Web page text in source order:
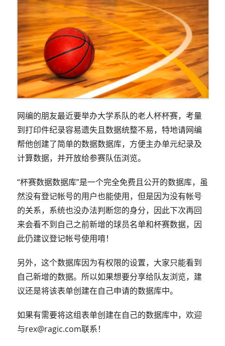
网编的朋友最近要举办大学系队的老人杯杯赛，考量
到打印件纪录容易遗失且数据统整不易，特地请网编
帮他创建了简单的数据数据库，方便主办单元纪录及
计算数据，并开放给参赛队伍浏览。
“杯赛数据数据库”是一个完全免费且公开的数据库，虽
然没有登记帐号的用户也能使用，但是因为没有帐号
的关系，系统也没办法判断您的身分，因此下次再回
来会看不到自己之前新增的球员名单和杯赛数据，因
此仍建议登记帐号使用唷！
另外，这个数据库因为有权限的设置，大家只能看到
自己新增的数据。所以如果想要分享给队友浏览，建
议还是将该表单创建在自己申请的数据库中。
如果有需要将这组表单创建在自己的数据库中，欢迎
与rex@ragic.com联系！